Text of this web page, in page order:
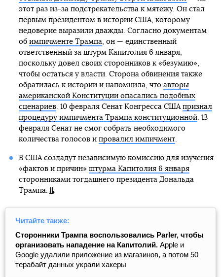
этот раз из-за подстрекательства к мятежу. Он стал
первым президентом в истории США, которому
недоверие выразили дважды. Согласно документам
об импичменте Трампа , он — единственный
ответственный за штурм Капитолия 6 января,
поскольку довел своих сторонников к «безумию»,
чтобы остаться у власти. Сторона обвинения также
обратилась к истории и напомнила, что авторы
американской Конституции опасались подобных
сценариев. 10 февраля Сенат Конгресса США признал
процедуру импичмента Трампа конституционной. 13
февраля Сенат не смог собрать необходимого
количества голосов и провалил импичмент.
В США создадут независимую комиссию для изучения
«фактов и причин» штурма Капитолия 6 января
сторонниками тогдашнего президента Дональда
Трампа.
Читайте также:
Сторонники Трампа воспользовались Parler, чтобы
организовать нападение на Капитолий. Apple и
Google удалили приложение из магазинов, а потом 50
терабайт данных украли хакеры